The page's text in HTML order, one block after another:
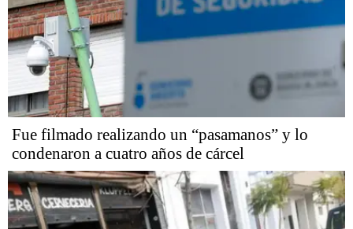
Fue filmado realizando un “pasamanos” y lo
condenaron a cuatro años de cárcel